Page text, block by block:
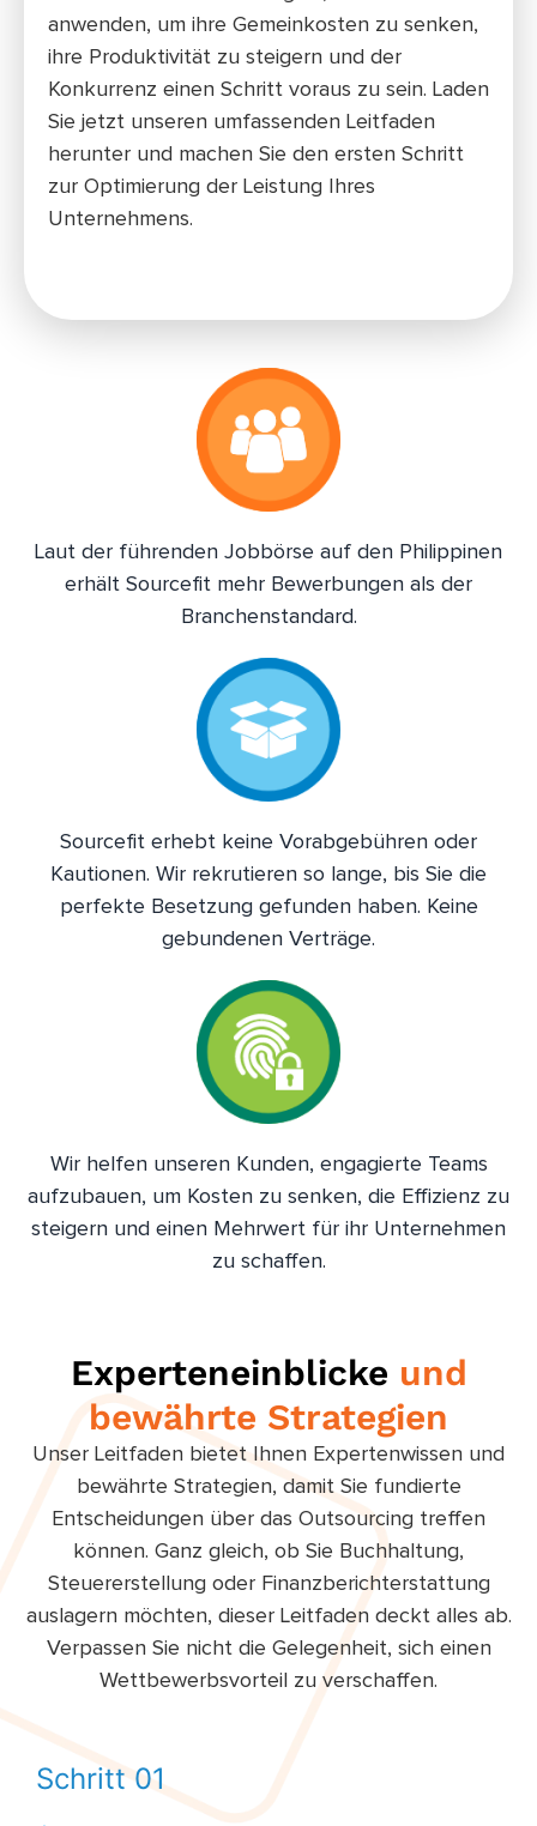
anwenden, um ihre Gemeinkosten zu senken,
ihre Produktivität zu steigern und der
Konkurrenz einen Schritt voraus zu sein. Laden
Sie jetzt unseren umfassenden Leitfaden
herunter und machen Sie den ersten Schritt
zur Optimierung der Leistung Ihres
Unternehmens.
Laut der führenden Jobbörse auf den Philippinen
erhält Sourcefit mehr Bewerbungen als der
Branchenstandard.
Sourcefit erhebt keine Vorabgebühren oder
Kautionen. Wir rekrutieren so lange, bis Sie die
perfekte Besetzung gefunden haben. Keine
gebundenen Verträge.
Wir helfen unseren Kunden, engagierte Teams
aufzubauen, um Kosten zu senken, die Effizienz zu
steigern und einen Mehrwert für ihr Unternehmen
zu schaffen.
Experteneinblicke und
bewährte Strategien
Unser Leitfaden bietet Ihnen Expertenwissen und
bewährte Strategien, damit Sie fundierte
Entscheidungen über das Outsourcing treffen
können. Ganz gleich, ob Sie Buchhaltung,
Steuererstellung oder Finanzberichterstattung
auslagern möchten, dieser Leitfaden deckt alles ab.
Verpassen Sie nicht die Gelegenheit, sich einen
Wettbewerbsvorteil zu verschaffen.
Schritt 01